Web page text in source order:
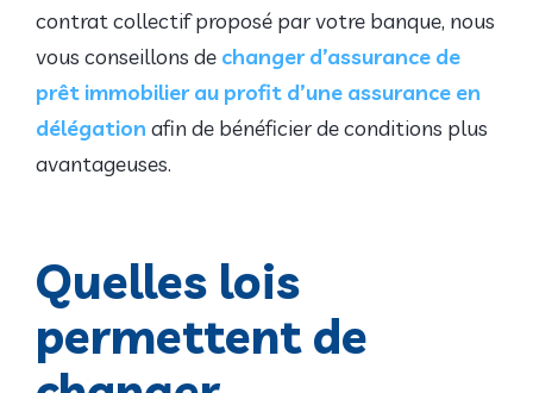
contrat collectif proposé par votre banque, nous
vous conseillons de changer d’assurance de
prêt immobilier au profit d’une assurance en
délégation afin de bénéficier de conditions plus
avantageuses.
Quelles lois
permettent de